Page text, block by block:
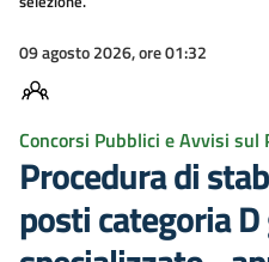
09 agosto 2026, ore 01:32
Concorsi Pubblici e Avvisi sul
Procedura di
posti categoria